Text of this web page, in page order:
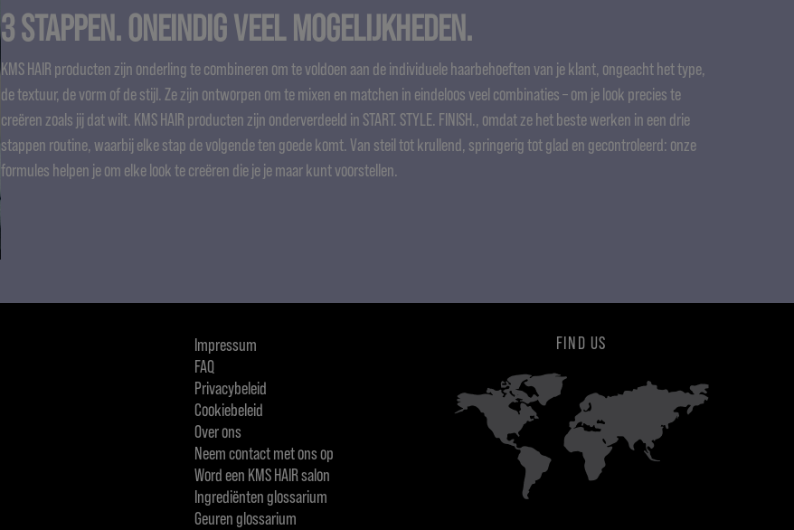
3 STAPPEN. ONEINDIG VEEL MOGELIJKHEDEN.
KMS HAIR producten zijn onderling te combineren om te voldoen aan de individuele haarbehoeften van je klant, ongeacht het type,
de textuur, de vorm of de stijl. Ze zijn ontworpen om te mixen en matchen in eindeloos veel combinaties – om je look precies te
creëren zoals jij dat wilt. KMS HAIR producten zijn onderverdeeld in START. STYLE. FINISH., omdat ze het beste werken in een drie
stappen routine, waarbij elke stap de volgende ten goede komt. Van steil tot krullend, springerig tot glad en gecontroleerd: onze
formules helpen je om elke look te creëren die je je maar kunt voorstellen.
Impressum
FAQ
Privacybeleid
Cookiebeleid
Over ons
Neem contact met ons op
Word een KMS HAIR salon
Ingrediënten glossarium
Geuren glossarium
FIND US